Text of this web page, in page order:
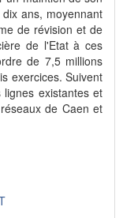
ans, moyennant
de révision et de
de l'Etat à ces
de 7,5 millions
exercices. Suivent
existantes et
de Caen et